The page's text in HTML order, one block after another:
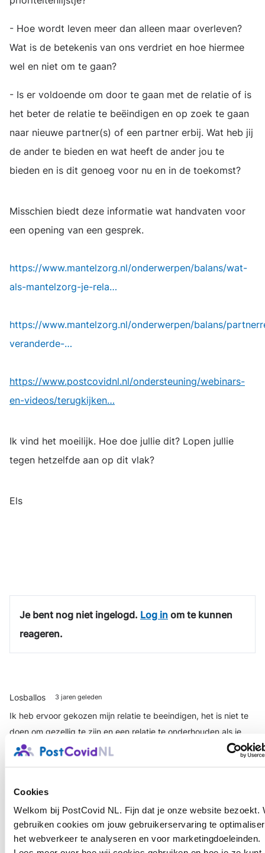
Cookies
Welkom bij PostCovid NL. Fijn dat je onze website bezoekt.
gebruiken cookies om jouw gebruikerservaring te
het webverkeer te analyseren en voor marketingdoeleinden.
- Hoe wordt leven meer dan alleen maar overleven?
Wat is de betekenis van ons verdriet en hoe hiermee
wel en niet om te gaan?
- Is er voldoende om door te gaan met de relatie of is
het beter de relatie te beëindigen en op zoek te gaan
naar nieuwe partner(s) of een partner erbij. Wat heb jij
de ander te bieden en wat heeft de ander jou te
bieden en is dit genoeg voor nu en in de toekomst?
Misschien biedt deze informatie wat handvaten voor
een opening van een gesprek.
https://www.mantelzorg.nl/onderwerpen/balans/wat-
als-mantelzorg-je-rela…
https://www.mantelzorg.nl/onderwerpen/balans/
veranderde-…
https://www.postcovidnl.nl/ondersteuning/webinars-
en-videos/terugkijken…
Ik vind het moeilijk. Hoe doe jullie dit? Lopen jullie
tegen hetzelfde aan op dit vlak?
Els
Je bent nog niet ingelogd. Log in om te kunnen
reageren.
Losballos 3 jaren geleden
Ik heb ervoor gekozen mijn relatie te beeindigen, het is niet te
doen om gezellig te zijn en een relatie te onderhouden als je
24/7 brain-fog hebt en overgevoelig bent voor prikkelingen.
richting mijn partner is dat ook een uitzichtloze situatie.
Ik ga ook niet op zoek naar een nieuwe partner zolang ik niet
gezond ben, het heeft gewoon geen nut.